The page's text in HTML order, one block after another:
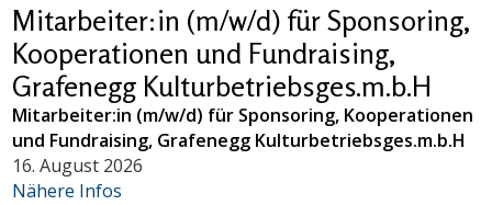
Mitarbeiter:in (m/w/d) für Sponsoring,
Kooperationen und Fundraising,
Grafenegg Kulturbetriebsges.m.b.H
Mitarbeiter:in (m/w/d) für Sponsoring, Kooperationen
und Fundraising, Grafenegg Kulturbetriebsges.m.b.H
16. August 2026
Nähere Infos